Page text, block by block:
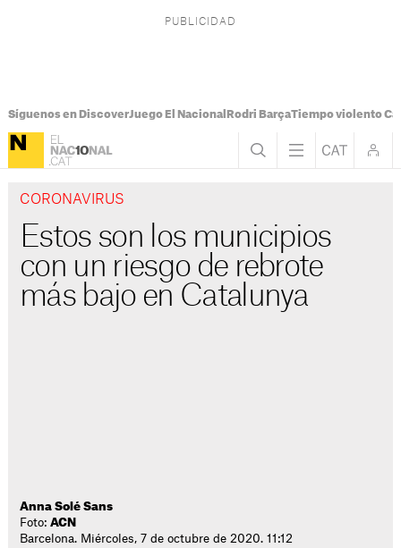
Síguenos en DiscoverJuego El Nacional Rodri BarçaTiempo violento
CORONAVIRUS
Estos son los municipios
con un riesgo de rebrote
más bajo en Catalunya
Anna Solé Sans
Foto:ACN
Barcelona. Miércoles, 7 de octubre de 2020. 11:12